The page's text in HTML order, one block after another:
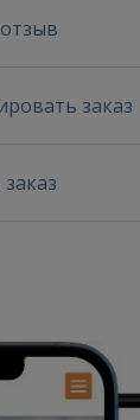
заказ